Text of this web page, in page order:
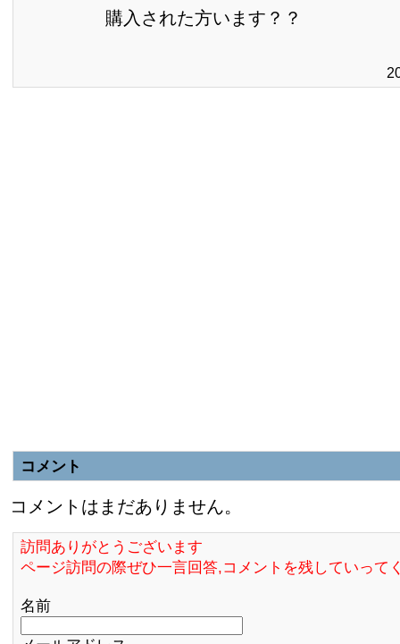
購入された方います？？
コメント
コメントはまだありません。
訪問ありがとうございます
ページ訪問の際ぜひ一言回答,コメントを残していって
名前